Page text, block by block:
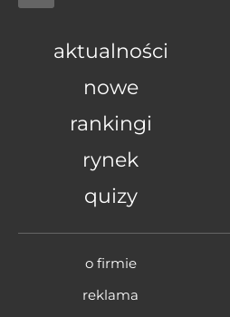
aktualności
nowe
rankingi
rynek
quizy
o firmie
reklama